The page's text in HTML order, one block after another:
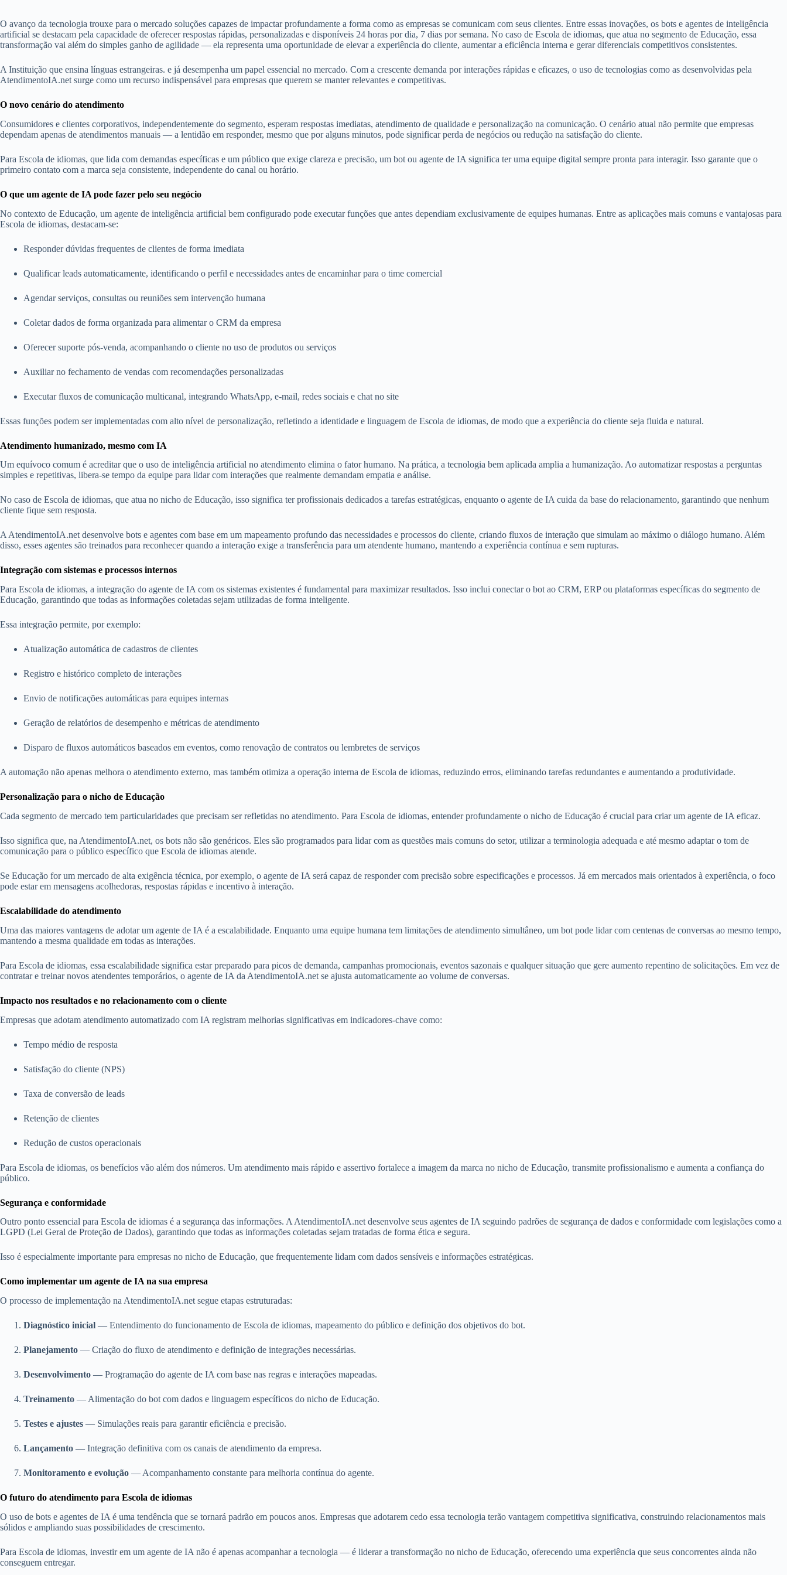
O avanço da tecnologia trouxe para o mercado soluções capazes de impactar profundamente a forma como as empresas se comunicam com seus clientes. Entre essas inovações, os bots e agentes de inteligência
artificial se destacam pela capacidade de oferecer respostas rápidas, personalizadas e disponíveis 24 horas por dia, 7 dias por semana. No caso de Escola de idiomas, que atua no segmento de Educação, essa
transformação vai além do simples ganho de agilidade — ela representa uma oportunidade de elevar a experiência do cliente, aumentar a eficiência interna e gerar diferenciais competitivos consistentes.
A Instituição que ensina línguas estrangeiras. e já desempenha um papel essencial no mercado. Com a crescente demanda por interações rápidas e eficazes, o uso de tecnologias como as desenvolvidas pela
AtendimentoIA.net surge como um recurso indispensável para empresas que querem se manter relevantes e competitivas.
O novo cenário do atendimento
Consumidores e clientes corporativos, independentemente do segmento, esperam respostas imediatas, atendimento de qualidade e personalização na comunicação. O cenário atual não permite que empresas
dependam apenas de atendimentos manuais — a lentidão em responder, mesmo que por alguns minutos, pode significar perda de negócios ou redução na satisfação do cliente.
Para Escola de idiomas, que lida com demandas específicas e um público que exige clareza e precisão, um bot ou agente de IA significa ter uma equipe digital sempre pronta para interagir. Isso garante que o
primeiro contato com a marca seja consistente, independente do canal ou horário.
O que um agente de IA pode fazer pelo seu negócio
No contexto de Educação, um agente de inteligência artificial bem configurado pode executar funções que antes dependiam exclusivamente de equipes humanas. Entre as aplicações mais comuns e vantajosas para
Escola de idiomas, destacam-se:
Responder dúvidas frequentes de clientes de forma imediata
Qualificar leads automaticamente, identificando o perfil e necessidades antes de encaminhar para o time comercial
Agendar serviços, consultas ou reuniões sem intervenção humana
Coletar dados de forma organizada para alimentar o CRM da empresa
Oferecer suporte pós-venda, acompanhando o cliente no uso de produtos ou serviços
Auxiliar no fechamento de vendas com recomendações personalizadas
Executar fluxos de comunicação multicanal, integrando WhatsApp, e-mail, redes sociais e chat no site
Essas funções podem ser implementadas com alto nível de personalização, refletindo a identidade e linguagem de Escola de idiomas, de modo que a experiência do cliente seja fluida e natural.
Atendimento humanizado, mesmo com IA
Um equívoco comum é acreditar que o uso de inteligência artificial no atendimento elimina o fator humano. Na prática, a tecnologia bem aplicada amplia a humanização. Ao automatizar respostas a perguntas
simples e repetitivas, libera-se tempo da equipe para lidar com interações que realmente demandam empatia e análise.
No caso de Escola de idiomas, que atua no nicho de Educação, isso significa ter profissionais dedicados a tarefas estratégicas, enquanto o agente de IA cuida da base do relacionamento, garantindo que nenhum
cliente fique sem resposta.
A AtendimentoIA.net desenvolve bots e agentes com base em um mapeamento profundo das necessidades e processos do cliente, criando fluxos de interação que simulam ao máximo o diálogo humano. Além
disso, esses agentes são treinados para reconhecer quando a interação exige a transferência para um atendente humano, mantendo a experiência contínua e sem rupturas.
Integração com sistemas e processos internos
Para Escola de idiomas, a integração do agente de IA com os sistemas existentes é fundamental para maximizar resultados. Isso inclui conectar o bot ao CRM, ERP ou plataformas específicas do segmento de
Educação, garantindo que todas as informações coletadas sejam utilizadas de forma inteligente.
Essa integração permite, por exemplo:
Atualização automática de cadastros de clientes
Registro e histórico completo de interações
Envio de notificações automáticas para equipes internas
Geração de relatórios de desempenho e métricas de atendimento
Disparo de fluxos automáticos baseados em eventos, como renovação de contratos ou lembretes de serviços
A automação não apenas melhora o atendimento externo, mas também otimiza a operação interna de Escola de idiomas, reduzindo erros, eliminando tarefas redundantes e aumentando a produtividade.
Personalização para o nicho de Educação
Cada segmento de mercado tem particularidades que precisam ser refletidas no atendimento. Para Escola de idiomas, entender profundamente o nicho de Educação é crucial para criar um agente de IA eficaz.
Isso significa que, na AtendimentoIA.net, os bots não são genéricos. Eles são programados para lidar com as questões mais comuns do setor, utilizar a terminologia adequada e até mesmo adaptar o tom de
comunicação para o público específico que Escola de idiomas atende.
Se Educação for um mercado de alta exigência técnica, por exemplo, o agente de IA será capaz de responder com precisão sobre especificações e processos. Já em mercados mais orientados à experiência, o foco
pode estar em mensagens acolhedoras, respostas rápidas e incentivo à interação.
Escalabilidade do atendimento
Uma das maiores vantagens de adotar um agente de IA é a escalabilidade. Enquanto uma equipe humana tem limitações de atendimento simultâneo, um bot pode lidar com centenas de conversas ao mesmo tempo,
mantendo a mesma qualidade em todas as interações.
Para Escola de idiomas, essa escalabilidade significa estar preparado para picos de demanda, campanhas promocionais, eventos sazonais e qualquer situação que gere aumento repentino de solicitações. Em vez de
contratar e treinar novos atendentes temporários, o agente de IA da AtendimentoIA.net se ajusta automaticamente ao volume de conversas.
Impacto nos resultados e no relacionamento com o cliente
Empresas que adotam atendimento automatizado com IA registram melhorias significativas em indicadores-chave como:
Tempo médio de resposta
Satisfação do cliente (NPS)
Taxa de conversão de leads
Retenção de clientes
Redução de custos operacionais
Para Escola de idiomas, os benefícios vão além dos números. Um atendimento mais rápido e assertivo fortalece a imagem da marca no nicho de Educação, transmite profissionalismo e aumenta a confiança do
público.
Segurança e conformidade
Outro ponto essencial para Escola de idiomas é a segurança das informações. A AtendimentoIA.net desenvolve seus agentes de IA seguindo padrões de segurança de dados e conformidade com legislações como a
LGPD (Lei Geral de Proteção de Dados), garantindo que todas as informações coletadas sejam tratadas de forma ética e segura.
Isso é especialmente importante para empresas no nicho de Educação, que frequentemente lidam com dados sensíveis e informações estratégicas.
Como implementar um agente de IA na sua empresa
O processo de implementação na AtendimentoIA.net segue etapas estruturadas:
Diagnóstico inicial — Entendimento do funcionamento de Escola de idiomas, mapeamento do público e definição dos objetivos do bot.
Planejamento — Criação do fluxo de atendimento e definição de integrações necessárias.
Desenvolvimento — Programação do agente de IA com base nas regras e interações mapeadas.
Treinamento — Alimentação do bot com dados e linguagem específicos do nicho de Educação.
Testes e ajustes — Simulações reais para garantir eficiência e precisão.
Lançamento — Integração definitiva com os canais de atendimento da empresa.
Monitoramento e evolução — Acompanhamento constante para melhoria contínua do agente.
O futuro do atendimento para Escola de idiomas
O uso de bots e agentes de IA é uma tendência que se tornará padrão em poucos anos. Empresas que adotarem cedo essa tecnologia terão vantagem competitiva significativa, construindo relacionamentos mais
sólidos e ampliando suas possibilidades de crescimento.
Para Escola de idiomas, investir em um agente de IA não é apenas acompanhar a tecnologia — é liderar a transformação no nicho de Educação, oferecendo uma experiência que seus concorrentes ainda não
conseguem entregar.